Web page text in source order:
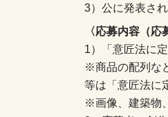
3）公に発表さ
〈応募内容（
1）「意匠法に
※商品の配列な
等は「意匠法に
※画像、建築物